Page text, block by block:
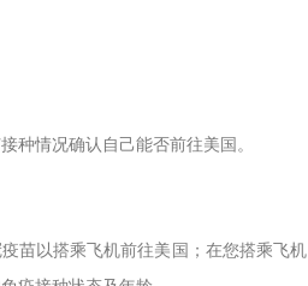
种情况确认自己能否前往美国。
苗以搭乘飞机前往美国；在您搭乘飞机